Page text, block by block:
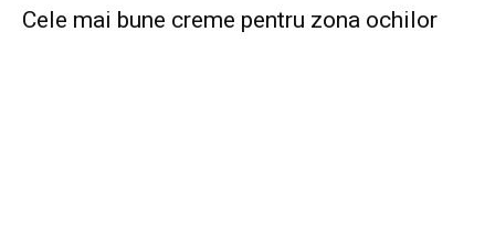
Cele mai bune creme pentru zona ochilor